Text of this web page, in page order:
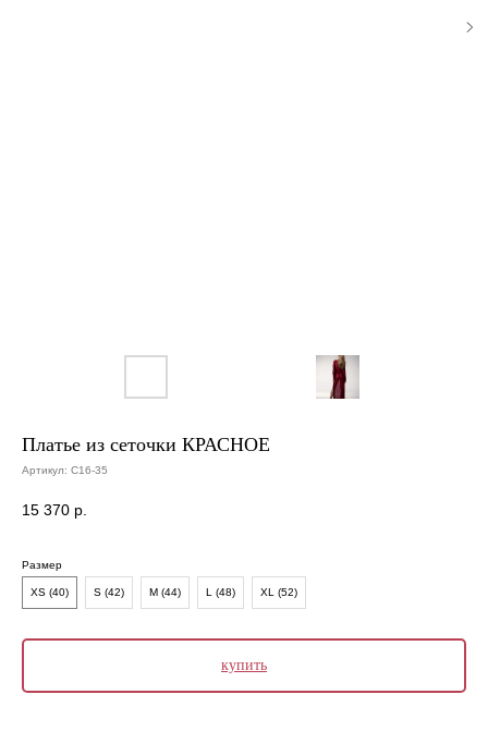
Платье из сеточки КРАСНОЕ
Артикул: C16-35
15 370 р.
Размер
XS (40) S (42) M (44) L (48) XL (52)
купить